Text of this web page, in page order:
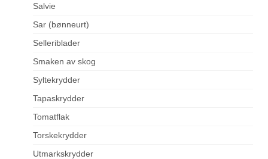
Salvie
Sar (bønneurt)
Selleriblader
Smaken av skog
Syltekrydder
Tapaskrydder
Tomatflak
Torskekrydder
Utmarkskrydder